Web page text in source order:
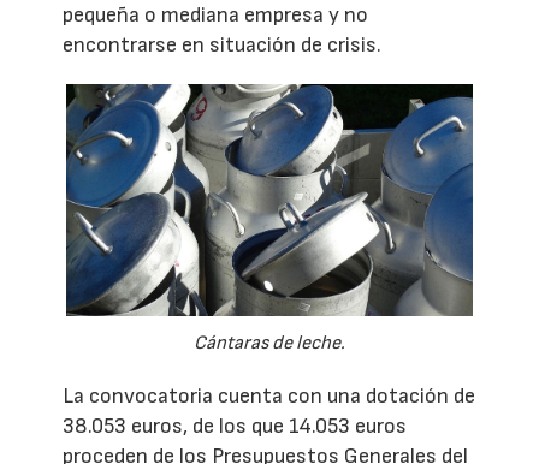
pequeña o mediana empresa y no
encontrarse en situación de crisis.
Cántaras de leche.
La convocatoria cuenta con una dotación de
38.053 euros, de los que 14.053 euros
proceden de los Presupuestos Generales del